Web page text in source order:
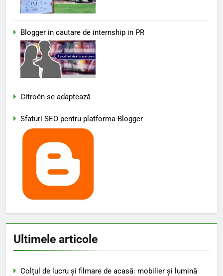
Blogger in cautare de internship in PR
Citroën se adaptează
Sfaturi SEO pentru platforma Blogger
Ultimele articole
Colțul de lucru și filmare de acasă: mobilier și lumină